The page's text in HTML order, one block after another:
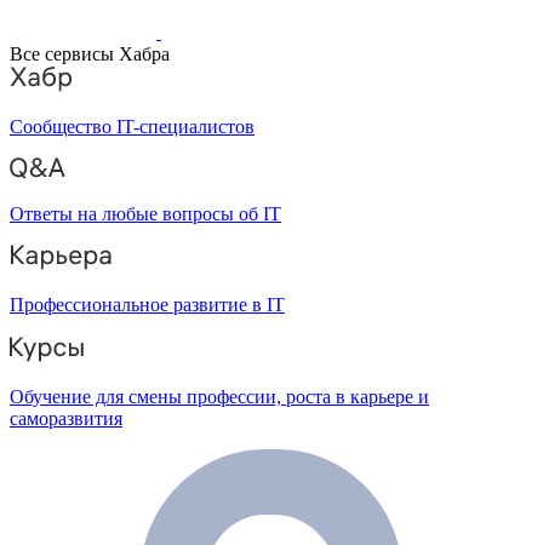
Все сервисы Хабра
Сообщество IT-специалистов
Ответы на любые вопросы об IT
Профессиональное развитие в IT
Обучение для смены профессии, роста в карьере и
саморазвития